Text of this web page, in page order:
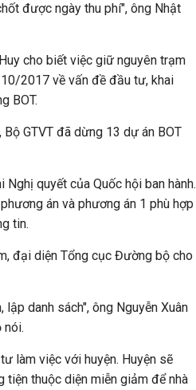
được ngày thu phí", ông Nhật
cho biết việc giữ nguyên trạm
2017 về vấn đề đầu tư, khai
BOT.
GTVT đã dừng 13 dự án BOT
quyết của Quốc hội ban hành.
án và phương án 1 phù hợp
tin.
đại diện Tổng cục Đường bộ cho
danh sách", ông Nguyễn Xuân
nói.
làm việc với huyện. Huyện sẽ
thuộc diện miễn giảm để nhà